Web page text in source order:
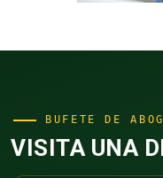
BUFETE DE
VISITA UNA